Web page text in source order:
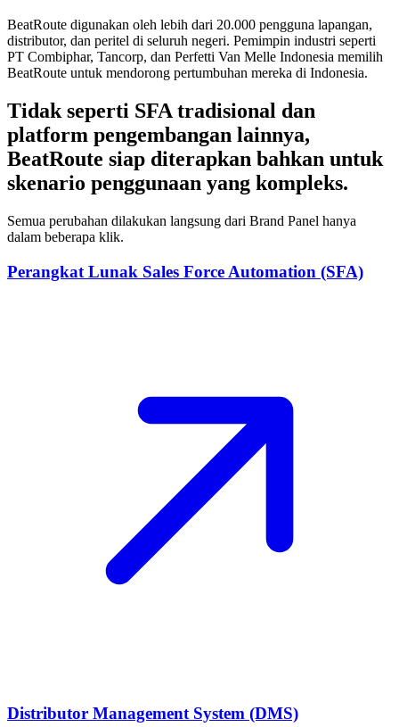
BeatRoute digunakan oleh lebih dari 20.000 pengguna lapangan,
distributor, dan peritel di seluruh negeri. Pemimpin industri seperti
PT Combiphar, Tancorp, dan Perfetti Van Melle Indonesia memilih
BeatRoute untuk mendorong pertumbuhan mereka di Indonesia.
Tidak seperti SFA tradisional dan
platform pengembangan lainnya,
BeatRoute siap diterapkan bahkan untuk
skenario penggunaan yang kompleks.
Semua perubahan dilakukan langsung dari Brand Panel hanya
dalam beberapa klik.
Perangkat Lunak Sales Force Automation (SFA)
Distributor Management System (DMS)